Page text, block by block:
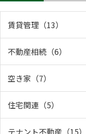
賃貸管理（13）
不動産相続（6）
空き家（7）
住宅関連（5）
テナント不動産（15）